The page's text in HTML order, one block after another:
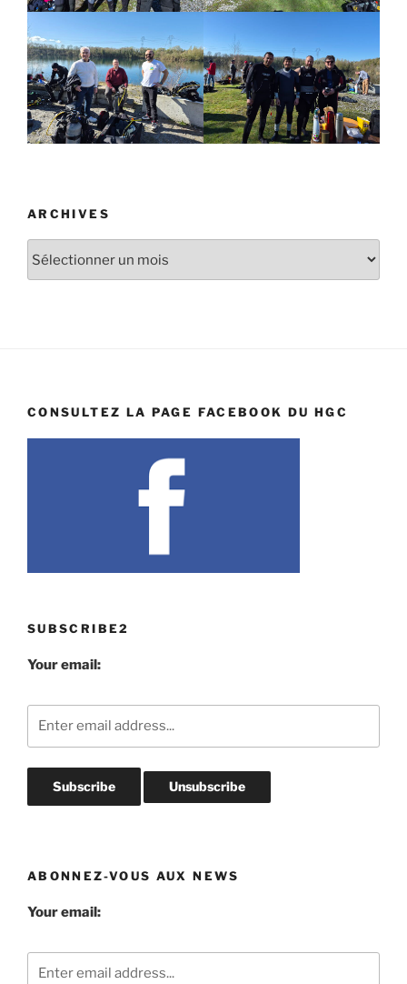
ARCHIVES
CONSULTEZ LA PAGE FACEBOOK DU HGC
SUBSCRIBE2
Your email:
ABONNEZ-VOUS AUX NEWS
Your email: